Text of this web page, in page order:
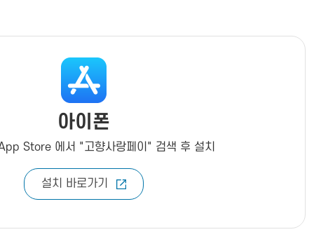
아이폰
Store 에서 "고향사랑페이" 검색 후 설치
설치 바로가기